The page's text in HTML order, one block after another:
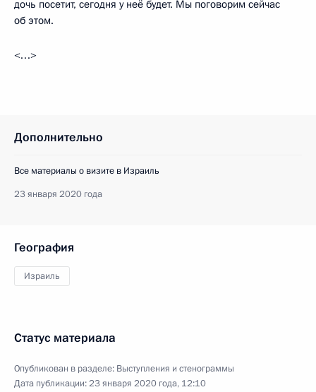
дочь посетит, сегодня у неё будет. Мы поговорим сейчас
об этом.
<…>
Дополнительно
Все материалы о визите в Израиль
23 января 2020 года
География
Израиль
Статус материала
Опубликован в разделе: Выступления и стенограммы
Дата публикации:23 января 2020 года, 12:10